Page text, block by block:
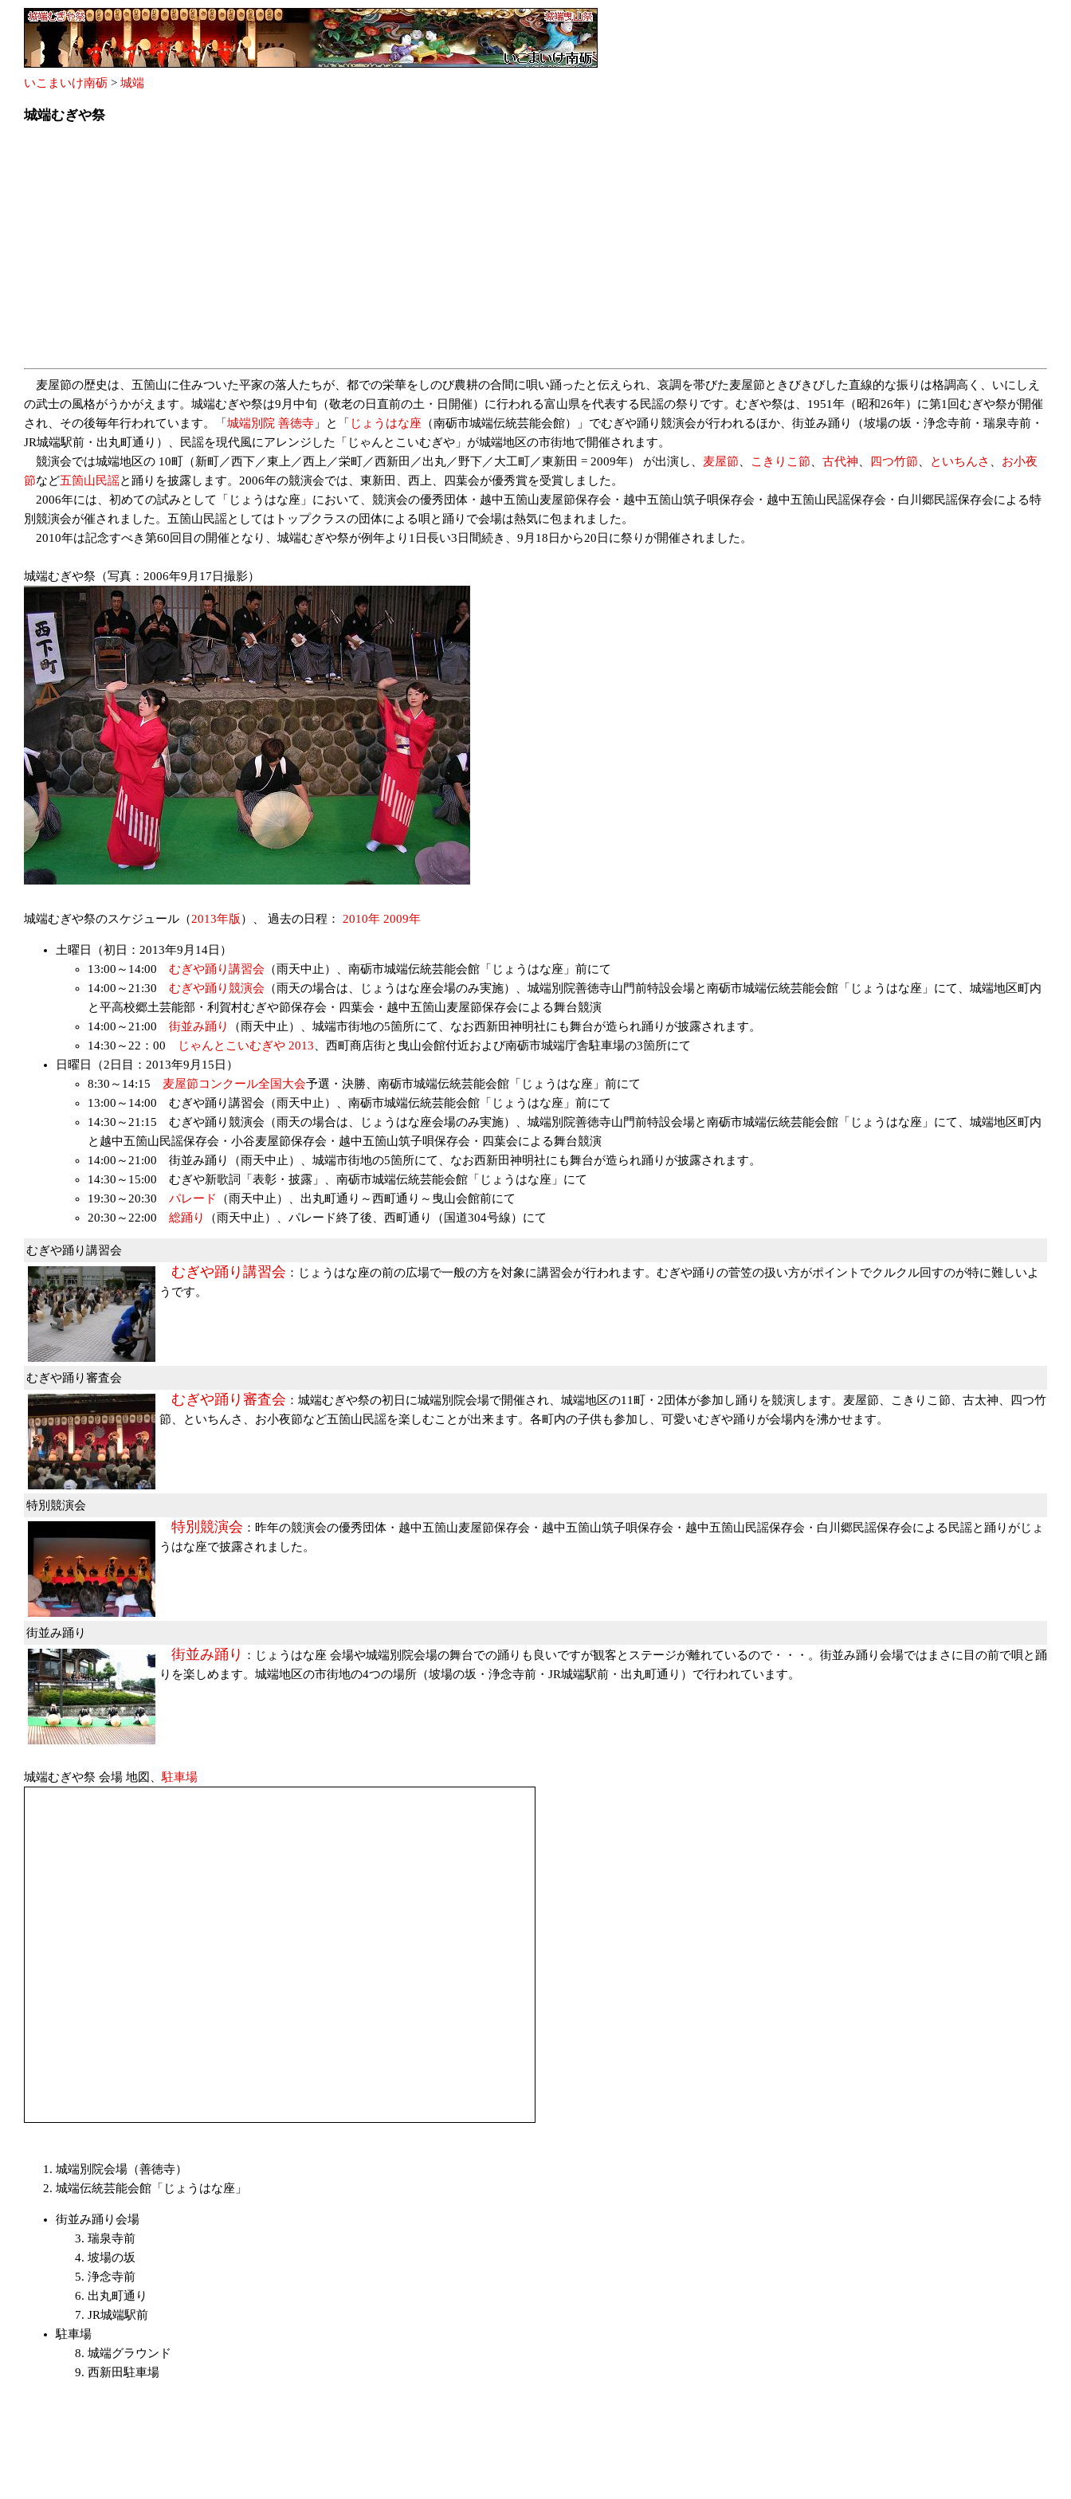
いこまいけ南砺 > 城端
城端むぎや祭
麦屋節の歴史は、五箇山に住みついた平家の落人たちが、都での栄華をしのび農耕の合間に唄い踊ったと伝えられ、哀調を帯びた麦屋節ときびきびした直線的な振りは格調高く、いにしえ
の武士の風格がうかがえます。城端むぎや祭は9月中旬（敬老の日直前の土・日開催）に行われる富山県を代表する民謡の祭りです。むぎや祭は、1951年（昭和26年）に第1回むぎや祭が開催
され、その後毎年行われています。「 城端別院 善徳寺 」と「 じょうはな座 （南砺市城端伝統芸能会館）」でむぎや踊り競演会が行われるほか、街並み踊り（坡場の坂・浄念寺前・瑞泉寺前・
JR城端駅前・出丸町通り）、民謡を現代風にアレンジした「じゃんとこいむぎや」が城端地区の市街地で開催されます。
競演会では城端地区の 10町（新町／西下／東上／西上／栄町／西新田／出丸／野下／大工町／東新田 = 2009年） が出演し、 麦屋節 こきりこ節 古代神 四つ竹節 といちんさ
お小夜
節など五箇山民謡と踊りを披露します。2006年の競演会では、東新田、西上、四葉会が優秀賞を受賞しました。
2006年には、初めての試みとして「じょうはな座」において、競演会の優秀団体・越中五箇山麦屋節保存会・越中五箇山筑子唄保存会・越中五箇山民謡保存会・白川郷民謡保存会による特
別競演会が催されました。五箇山民謡としてはトップクラスの団体による唄と踊りで会場は熱気に包まれました。
2010年は記念すべき第60回目の開催となり、城端むぎや祭が例年より1日長い3日間続き、9月18日から20日に祭りが開催されました。
城端むぎや祭（写真：2006年9月17日撮影）
城端むぎや祭のスケジュール（2013年版 ）、 過去の日程： 2010年 2009年
土曜日（初日：2013年9月14日）
13:00～14:00 むぎや踊り講習会 （雨天中止）、南砺市城端伝統芸能会館「じょうはな座」前にて
14:00～21:30 むぎや踊り競演会 （雨天の場合は、じょうはな座会場のみ実施）、城端別院善徳寺山門前特設会場と南砺市城端伝統芸能会館「じょうはな座」にて、城端地区町内
と平高校郷土芸能部・利賀村むぎや節保存会・四葉会・越中五箇山麦屋節保存会による舞台競演
14:00～21:00 街並み踊り
（雨天中止）、城端市街地の5箇所にて、なお西新田神明社にも舞台が造られ踊りが披露されます。
14:30～22：00
じゃんとこいむぎや 2013 、西町商店街と曳山会館付近および南砺市城端庁舎駐車場の3箇所にて
日曜日（2日目：2013年9月15日）
8:30～14:15 麦屋節コンクール全国大会予選・決勝、南砺市城端伝統芸能会館「じょうはな座」前にて
13:00～14:00 むぎや踊り講習会（雨天中止）、南砺市城端伝統芸能会館「じょうはな座」前にて
14:30～21:15 むぎや踊り競演会（雨天の場合は、じょうはな座会場のみ実施）、城端別院善徳寺山門前特設会場と南砺市城端伝統芸能会館「じょうはな座」にて、城端地区町内
と越中五箇山民謡保存会・小谷麦屋節保存会・越中五箇山筑子唄保存会・四葉会による舞台競演
14:00～21:00 街並み踊り（雨天中止）、城端市街地の5箇所にて、なお西新田神明社にも舞台が造られ踊りが披露されます。
14:30～15:00 むぎや新歌詞「表彰・披露」、南砺市城端伝統芸能会館「じょうはな座」にて
19:30～20:30 パレード
（雨天中止）、出丸町通り～西町通り～曳山会館前にて
20:30～22:00 総踊り （雨天中止）、パレード終了後、西町通り（国道304号線）にて
むぎや踊り講習会
むぎや踊り講習会 ：じょうはな座の前の広場で一般の方を対象に講習会が行われます。むぎや踊りの菅笠の扱い方がポイントでクルクル回すのが特に難しいよ
うです。
むぎや踊り審査会
むぎや踊り審査会 ：城端むぎや祭の初日に城端別院会場で開催され、城端地区の11町・2団体が参加し踊りを競演します。麦屋節、こきりこ節、古太神、四つ竹
節、といちんさ、お小夜節など五箇山民謡を楽しむことが出来ます。各町内の子供も参加し、可愛いむぎや踊りが会場内を沸かせます。
特別競演会
特別競演会 ：昨年の競演会の優秀団体・越中五箇山麦屋節保存会・越中五箇山筑子唄保存会・越中五箇山民謡保存会・白川郷民謡保存会による民謡と踊りがじょ
うはな座で披露されました。
街並み踊り
街並み踊り
：じょうはな座 会場や城端別院会場の舞台での踊りも良いですが観客とステージが離れているので・・・。街並み踊り会場ではまさに目の前で唄と踊
りを楽しめます。城端地区の市街地の4つの場所（坡場の坂・浄念寺前・JR城端駅前・出丸町通り）で行われています。
城端むぎや祭 会場 地図、駐車場
城端別院会場（善徳寺）
城端伝統芸能会館「じょうはな座」
街並み踊り会場
瑞泉寺前
坡場の坂
浄念寺前
出丸町通り
JR城端駅前
駐車場
城端グラウンド
西新田駐車場